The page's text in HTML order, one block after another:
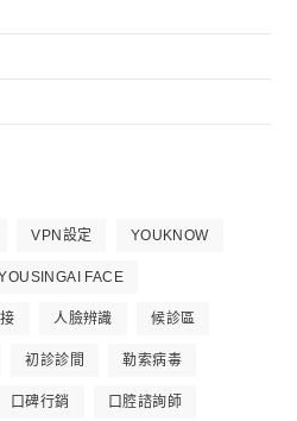
VPN設定 YOUKNOW
FACE
人臉辨識 候診區
初診診間 勒索病毒
口碑行銷 口腔諮詢師